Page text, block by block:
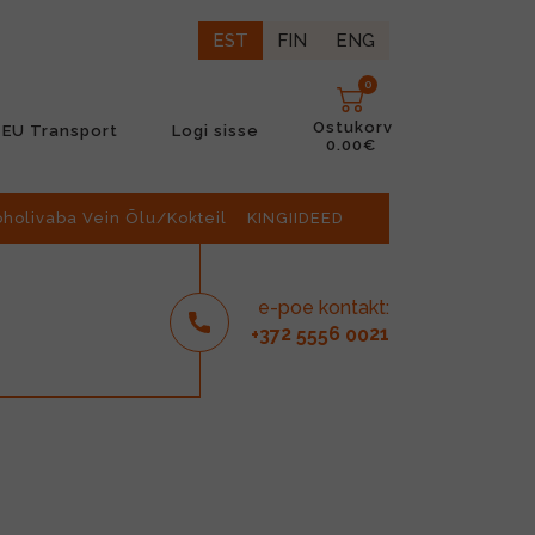
EST FIN ENG
EU Transport Logi sisse
0
Ostukorv
0.00€
Vein Õlu/Kokteil KINGIIDEED
e-poe kontakt:
+372 5556 0021